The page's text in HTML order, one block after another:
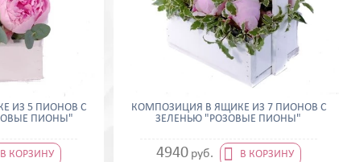
ИЗ 5 ПИОНОВ С
ПИОНЫ"
В КОРЗИНУ
КОМПОЗИЦИЯ В ЯЩИКЕ ИЗ 7 ПИОНОВ С
ЗЕЛЕНЬЮ "РОЗОВЫЕ ПИОНЫ"
4940 руб.  В КОРЗИНУ